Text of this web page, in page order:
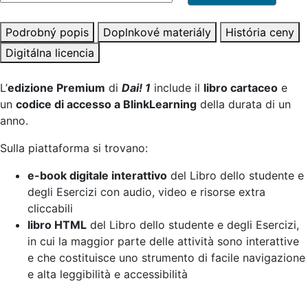
Podrobný popis Doplnkové materiály
História ceny
Digitálna licencia
L’edizione Premium di Dai! 1 include il libro cartaceo e
un codice di accesso a BlinkLearning della durata di un
anno.
Sulla piattaforma si trovano:
e-book digitale interattivo del Libro dello studente e
degli Esercizi con audio, video e risorse extra
cliccabili
libro HTML del Libro dello studente e degli Esercizi,
in cui la maggior parte delle attività sono interattive
e che costituisce uno strumento di facile navigazione
e alta leggibilità e accessibilità